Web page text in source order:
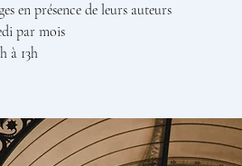
en présence de leurs auteurs
par mois
à 13h